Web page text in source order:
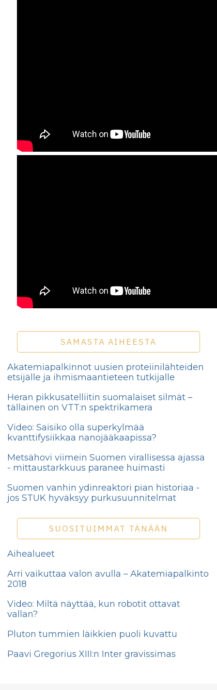
SAMASTA AIHEESTA
Akatemiapalkinnot uusien proteiinilähteiden
etsijälle ja ihmismaantieteen tutkijalle
Heran pikkusatelliitin suomalaiset silmät –
tällainen on VTT:n spektrikamera
Video: Saisiko olla superkylmää
kvanttifysiikkaa nanojääkaapissa?
Metsähovi viimein Suomen virallisessa ajassa
- mittaustarkkuus paranee huimasti
Suomen vanhin ydinreaktori pian historiaa -
jos STUK hyväksyy purkusuunnitelmat
SUOSITUIMMAT TÄNÄÄN
Aihealueet
Arri vaikuttaa valon avulla – Akatemiapalkinto
2018
Video: Miltä näyttää, kun robotit ottavat
vallan?
Pluton tummien läikkien puoli kuvattu
Paavi Gregorius XIII:n Inter gravissimas